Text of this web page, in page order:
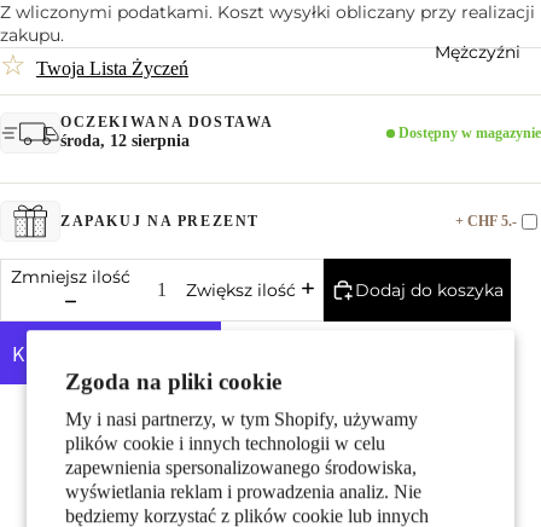
Zgoda na pliki cookie
My i nasi partnerzy, w tym Shopify, używamy
plików cookie i innych technologii w celu
zapewnienia spersonalizowanego środowiska,
wyświetlania reklam i prowadzenia analiz. Nie
będziemy korzystać z plików cookie lub innych
Mężczyźni
Z wliczonymi podatkami. Koszt wysyłki obliczany przy realizacji
zakupu.
☆ Twoja Lista Życzeń
OCZEKIWANA DOSTAWA
środa, 12 sierpnia Dostępny w magazynie
ZAPAKUJ NA PREZENT + CHF 5.-
Zmniejsz ilość
Zwiększ ilość Dodaj do koszyka
Więcej opcji płatności
Made in Germany
Srebro próby 925 z próbą 925
Średnica wewnętrzna oczka wynosi 3.0 mm
Darmowa dostawa